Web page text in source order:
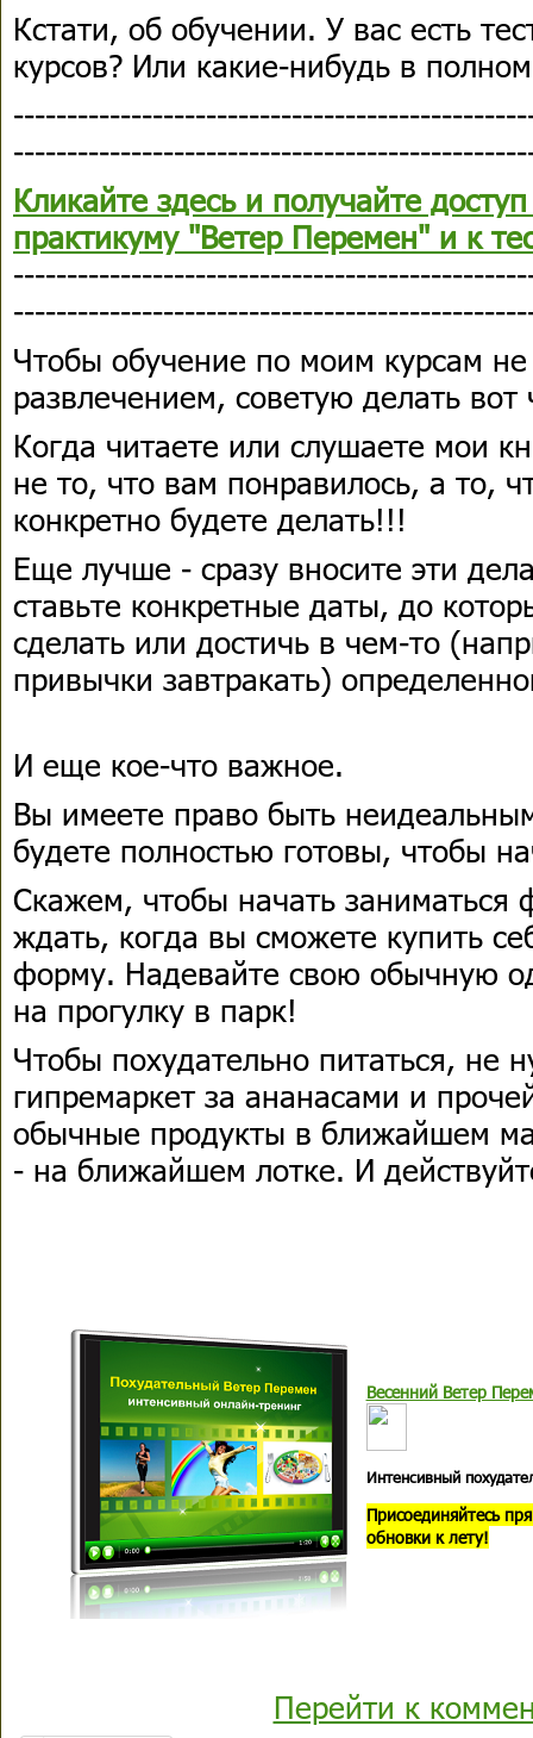
Кстати, об обучении. У вас есть
курсов? Или какие-нибудь в
Кликайте здесь и получайте
практикуму "Ветер Перемен" и к
Чтобы обучение по моим курсам
развлечением, советую делать вот
Когда читаете или слушаете мои
не то, что вам понравилось, а то,
конкретно будете делать!!!
Еще лучше - сразу вносите эти
ставьте конкретные даты, до
сделать или достичь в чем-то
привычки завтракать)
И еще кое-что важное.
Вы имеете право быть
будете полностью готовы, чтобы
Скажем, чтобы начать заниматься
ждать, когда вы сможете купить
форму. Надевайте свою обычную
на прогулку в парк!
Чтобы похудательно питаться, не
гипремаркет за ананасами и
обычные продукты в ближайшем
- на ближайшем лотке. И
Весенний Ветер
Интенсивный
Присоединяйтесь
обновки к лету!
Перейти к